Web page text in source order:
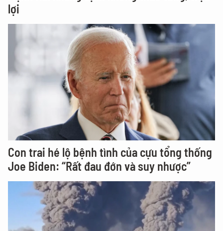
lợi
Con trai hé lộ bệnh tình của cựu tổng thống
Joe Biden: “Rất đau đớn và suy nhược”